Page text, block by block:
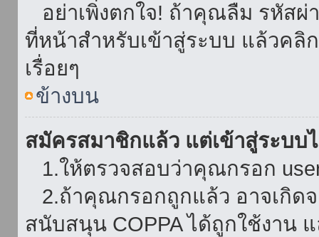
อย่าเพิ่งตกใจ! ถ้าคุณลืม รหัสผ่
ที่หน้าสำหรับเข้าสู่ระบบ แล้วค
เรื่อยๆ
ข้างบน
สมัครสมาชิกแล้ว แต่เข้าสู่ระบบ
1.ให้ตรวจสอบว่าคุณกรอก
2.ถ้าคุณกรอกถูกแล้ว อาจเกิด
สนับสนุน COPPA ได้ถูกใช้งาน